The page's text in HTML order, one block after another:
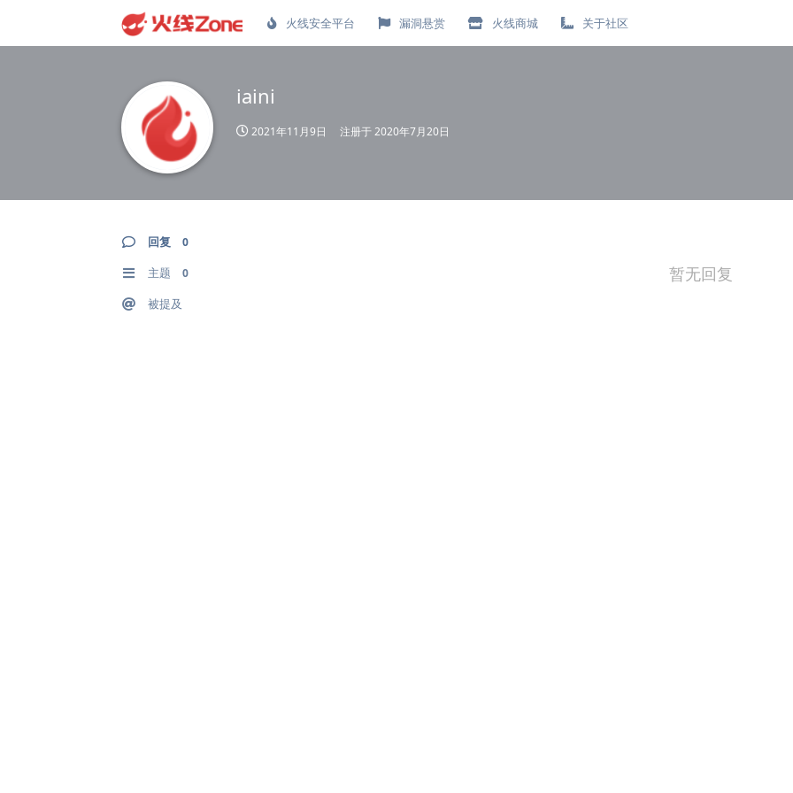
火线安全平台 漏洞悬赏 火线商城 关于社区
iaini
2021年11月9日 注册于2020年7月20日
回复 0
主题 0
被提及
暂无回复